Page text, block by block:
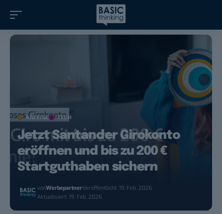
ANZEIGE TECH
Jetzt Santander Girokonto
eröffnen und bis zu 200 €
Startguthaben sichern
vonWerbepartnerVeröffentlicht: 19. Feb. 2026
Aktualisiert: 19. Feb. 2026